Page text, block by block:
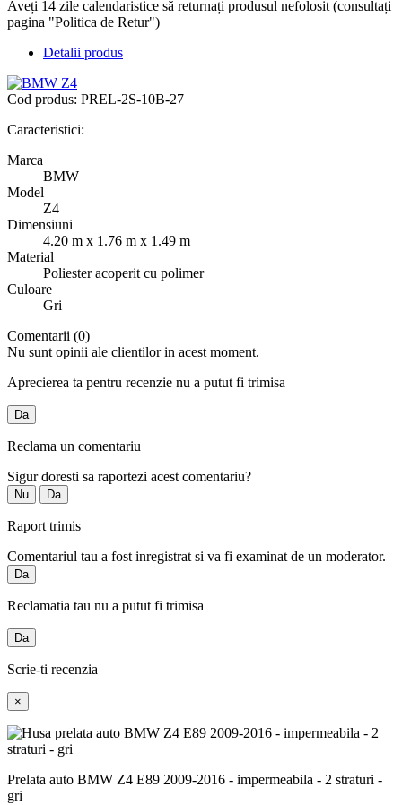
Aveți 14 zile calendaristice să returnați produsul nefolosit (consultați
pagina "Politica de Retur")
Detalii produs
Cod produs: PREL-2S-10B-27
Caracteristici:
Marca
BMW
Model
Z4
Dimensiuni
4.20 m x 1.76 m x 1.49 m
Material
Poliester acoperit cu polimer
Culoare
Gri
Comentarii (0)
Nu sunt opinii ale clientilor in acest moment.
Aprecierea ta pentru recenzie nu a putut fi trimisa
Da
Reclama un comentariu
Sigur doresti sa raportezi acest comentariu?
Nu Da
Raport trimis
Comentariul tau a fost inregistrat si va fi examinat de un moderator.
Da
Reclamatia tau nu a putut fi trimisa
Da
Scrie-ti recenzia
×
Prelata auto BMW Z4 E89 2009-2016 - impermeabila - 2 straturi -
gri